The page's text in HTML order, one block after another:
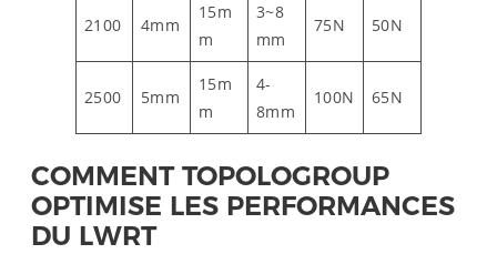
2100 4mm
15m
m
3~8
mm
75N 50N
2500 5mm
15m
m
4-
8mm
100N 65N
COMMENT TOPOLOGROUP
OPTIMISE LES PERFORMANCES
DU LWRT